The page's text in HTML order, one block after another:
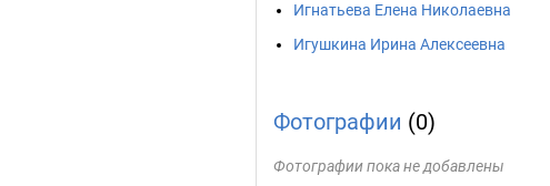
Игнатьева Елена Николаевна
Игушкина Ирина Алексеевна
Фотографии (0)
Фотографии пока не добавлены